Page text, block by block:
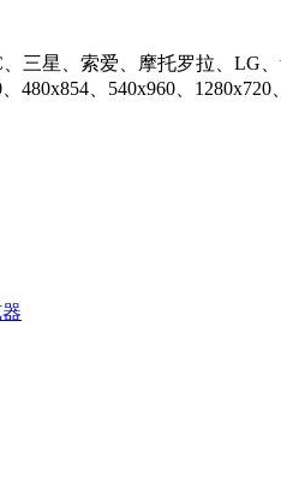
三星、索爱、摩托罗拉、LG
480x854、540x960、1280x720